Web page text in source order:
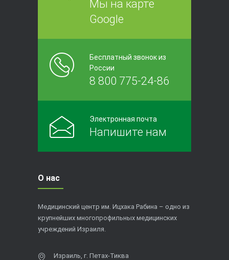
Мы на карте
Google
Бесплатный звонок из
России
8 800 775-24-86
Электронная почта
Напишите нам
О нас
Медицинский центр им. Ицхака Рабина – одно из
крупнейших многопрофильных медицинских
учреждений Израиля.
Израиль, г. Петах-Тиква